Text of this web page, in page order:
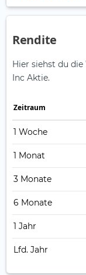
Rendite
Hier siehst du
Inc Aktie.
Zeitraum
1 Woche
1 Monat
3 Monate
6 Monate
1 Jahr
Lfd. Jahr